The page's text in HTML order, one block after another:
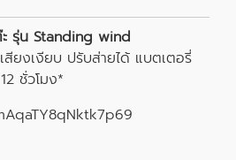
รุ่น Standing wind
ยงเงียบ ปรับส่ายได้ แบตเตอรี่
ชั่วโมง*